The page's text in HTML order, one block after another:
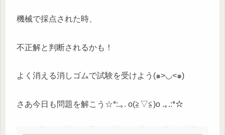
機械で採点された時、
不正解と判断されるかも！
よく消える消しゴムで試験を受けよう(๑>◡<๑)
さあ今日も問題を解こう☆*:.｡. o(≧▽≦)o .｡.:*☆